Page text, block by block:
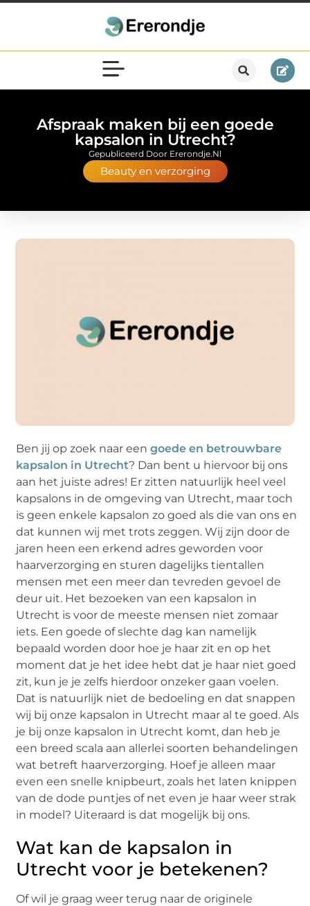
Afspraak maken bij een goede
kapsalon in Utrecht?
Beauty en verzorging
Gepubliceerd Door Ererondje.nl
Ben jij op zoek naar eengoede en betrouwbare
kapsalon in Utrecht? Dan bent u hiervoor bij ons
aan het juiste adres! Er zitten natuurlijk heel veel
kapsalons in de omgeving van Utrecht, maar toch
is geen enkele kapsalon zo goed als die van ons en
dat kunnen wij met trots zeggen. Wij zijn door de
jaren heen een erkend adres geworden voor
haarverzorging en sturen dagelijks tientallen
mensen met een meer dan tevreden gevoel de
deur uit. Het bezoeken van een kapsalon in
Utrecht is voor de meeste mensen niet zomaar
iets. Een goede of slechte dag kan namelijk
bepaald worden door hoe je haar zit en op het
moment dat je het idee hebt dat je haar niet goed
zit, kun je je zelfs hierdoor onzeker gaan voelen.
Dat is natuurlijk niet de bedoeling en dat snappen
wij bij onze kapsalon in Utrecht maar al te goed. Als
je bij onze kapsalon in Utrecht komt, dan heb je
een breed scala aan allerlei soorten behandelingen
wat betreft haarverzorging. Hoef je alleen maar
even een snelle knipbeurt, zoals het laten knippen
van de dode puntjes of net even je haar weer strak
in model? Uiteraard is dat mogelijk bij ons.
Wat kan de kapsalon in
Utrecht voor je betekenen?
Of wil je graag weer terug naar de originele